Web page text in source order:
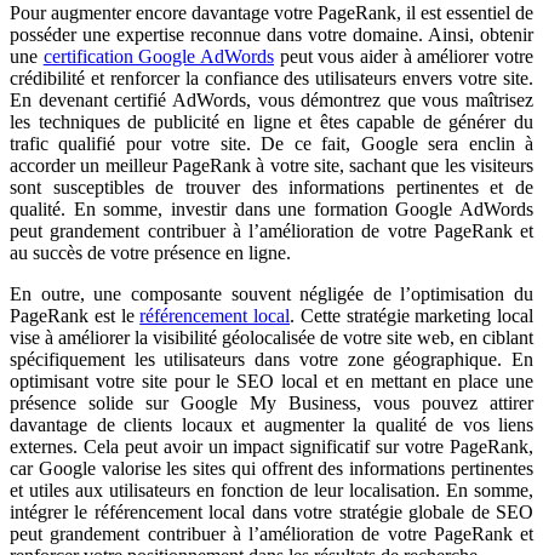
Pour augmenter encore davantage votre PageRank, il est essentiel de
posséder une expertise reconnue dans votre domaine. Ainsi, obtenir
une certification Google AdWords peut vous aider à améliorer votre
crédibilité et renforcer la confiance des utilisateurs envers votre site.
En devenant certifié AdWords, vous démontrez que vous maîtrisez
les techniques de publicité en ligne et êtes capable de générer du
trafic qualifié pour votre site. De ce fait, Google sera enclin à
accorder un meilleur PageRank à votre site, sachant que les visiteurs
sont susceptibles de trouver des informations pertinentes et de
qualité. En somme, investir dans une formation Google AdWords
peut grandement contribuer à l’amélioration de votre PageRank et
au succès de votre présence en ligne.
En outre, une composante souvent négligée de l’optimisation du
PageRank est leréférencement local. Cette stratégie marketing local
vise à améliorer la visibilité géolocalisée de votre site web, en ciblant
spécifiquement les utilisateurs dans votre zone géographique. En
optimisant votre site pour le SEO local et en mettant en place une
présence solide sur Google My Business, vous pouvez attirer
davantage de clients locaux et augmenter la qualité de vos liens
externes. Cela peut avoir un impact significatif sur votre PageRank,
car Google valorise les sites qui offrent des informations pertinentes
et utiles aux utilisateurs en fonction de leur localisation. En somme,
intégrer le référencement local dans votre stratégie globale de SEO
peut grandement contribuer à l’amélioration de votre PageRank et